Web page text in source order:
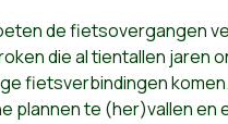
de fietsovergangen
die al tientallen jaren
fietsverbindingen
plannen te (her)vallen en